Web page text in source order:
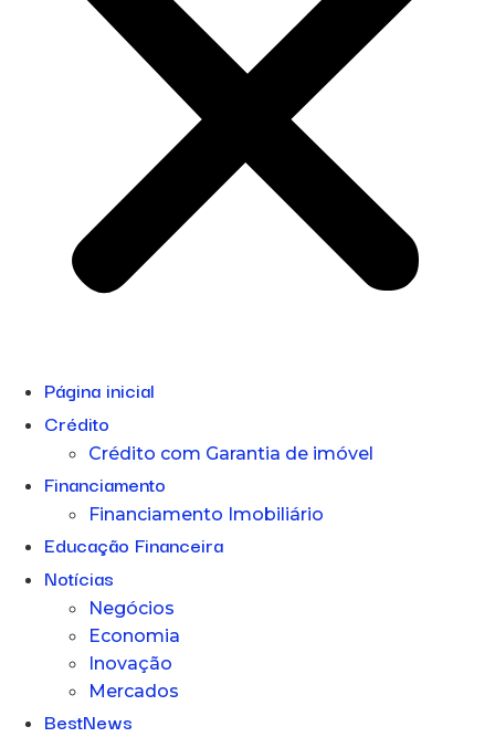
Página inicial
Crédito
Crédito com Garantia de imóvel
Financiamento
Financiamento Imobiliário
Educação Financeira
Notícias
Negócios
Economia
Inovação
Mercados
BestNews